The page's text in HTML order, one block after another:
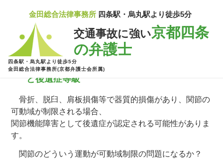
金田総合法律事務所 四条駅・烏丸駅より徒歩5分
交通事故に強い京都四条
の弁護士
四条駅・烏丸駅より徒歩5分
金田総合法律事務所(京都弁護士会所属)
上肢・下肢関節の可動域測定 関節機能障害
と後遺症等級
骨折、脱臼、肩板損傷等で器質的損傷があり、関節の
可動域が制限される場合、
関節機能障害として後遺症が認定される可能性がありま
す。
関節のどういう運動が可動域制限の問題になるか？